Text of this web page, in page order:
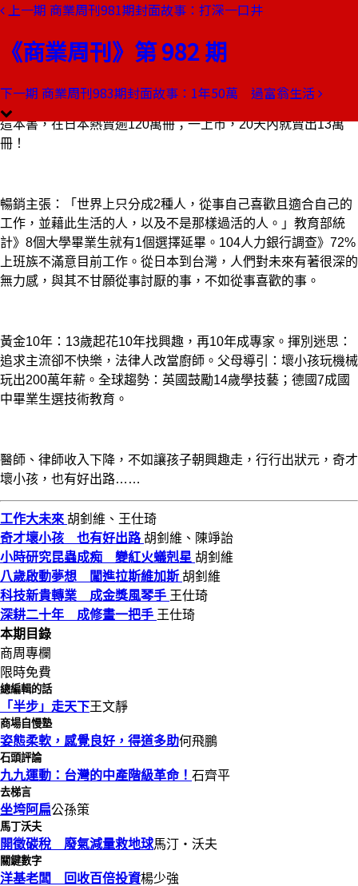
上一期 商業周刊981期封面故事：打深一口井
《商業周刊》第 982 期
下一期 商業周刊983期封面故事：1年50萬 過富翁生活
本期目錄
工作大未來
這本書，在日本熱賣逾120萬冊；一上市，20天內就賣出13萬
冊！
暢銷主張：「世界上只分成2種人，從事自己喜歡且適合自己的
工作，並藉此生活的人，以及不是那樣過活的人。」教育部統
計》8個大學畢業生就有1個選擇延畢。104人力銀行調查》72%
上班族不滿意目前工作。從日本到台灣，人們對未來有著很深的
無力感，與其不甘願從事討厭的事，不如從事喜歡的事。
黃金10年：13歲起花10年找興趣，再10年成專家。揮別迷思：
追求主流卻不快樂，法律人改當廚師。父母導引：壞小孩玩機械
玩出200萬年薪。全球趨勢：英國鼓勵14歲學技藝；德國7成國
中畢業生選技術教育。
醫師、律師收入下降，不如讓孩子朝興趣走，行行出狀元，奇才
壞小孩，也有好出路……
工作大未來 胡釗維、王仕琦
奇才壞小孩 也有好出路胡釗維、陳竫詒
小時研究昆蟲成痴 變紅火蟻剋星 胡釗維
八歲啟動夢想 闖進拉斯維加斯 胡釗維
科技新貴轉業 成金獎風琴手 王仕琦
深耕二十年 成修畫一把手 王仕琦
本期目錄
商周專欄
限時免費
總編輯的話
「半步」走天下王文靜
商場自慢塾
姿態柔軟，感覺良好，得道多助何飛鵬
石頭評論
九九運動：台灣的中產階級革命！ 石齊平
去梯言
坐垮阿扁公孫策
馬丁沃夫
開徵碳稅 廢氣減量救地球馬汀‧沃夫
關鍵數字
洋基老闆 回收百倍投資楊少強